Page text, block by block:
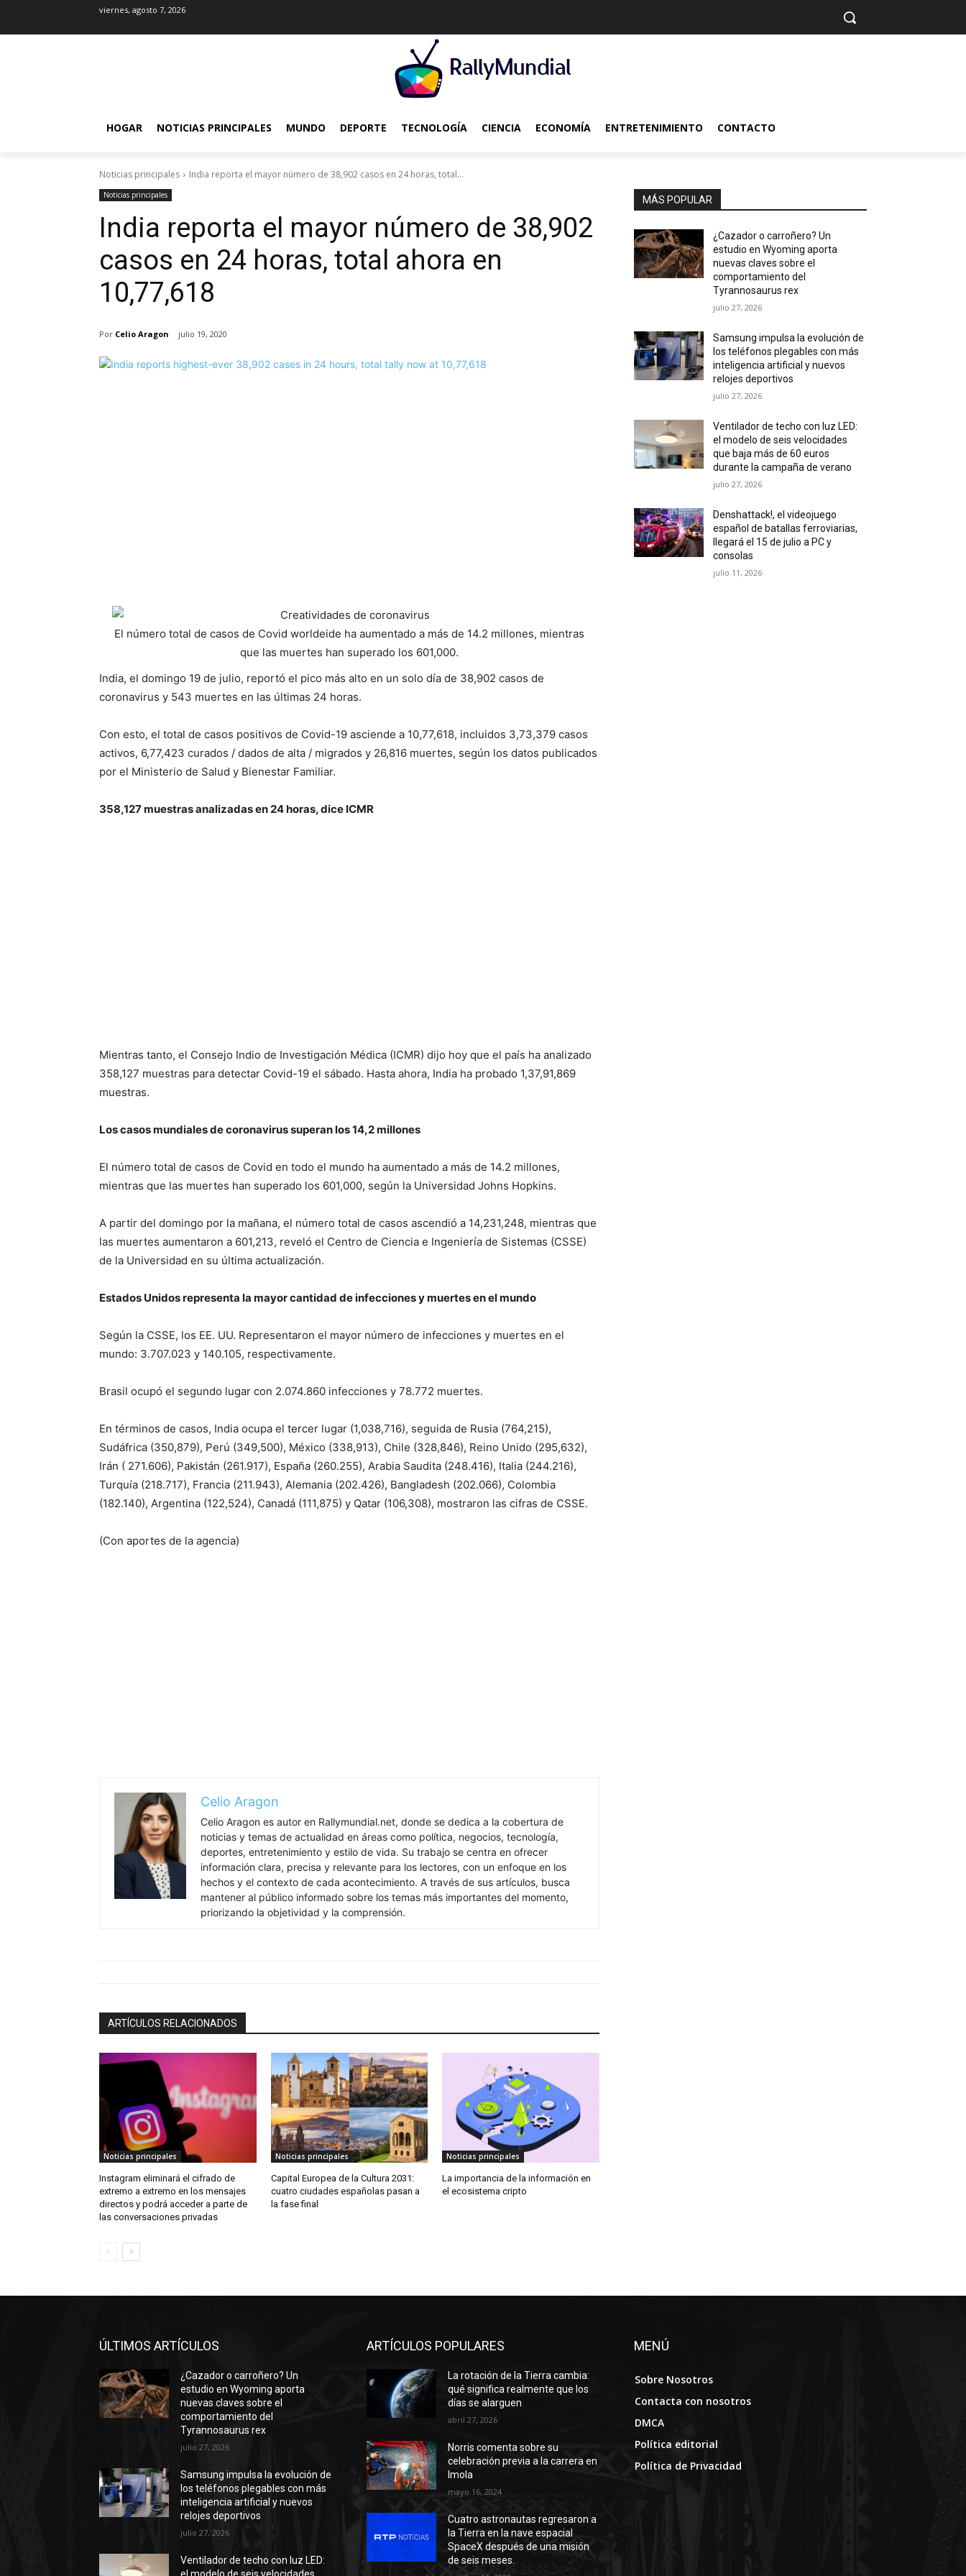
viernes, agosto 7, 2026
HOGAR NOTICIAS PRINCIPALES MUNDO DEPORTE TECNOLOGÍA CIENCIA ECONOMÍA ENTRETENIMIENTO CONTACTO
Noticias principales India reporta el mayor número de 38,902 casos en 24 horas, total...
Noticias principales
India reporta el mayor número de 38,902
casos en 24 horas, total ahora en
10,77,618
Por Celio Aragon julio 19, 2020
El número total de casos de Covid worldeide ha aumentado a más de 14.2 millones, mientras
que las muertes han superado los 601,000.
India, el domingo 19 de julio, reportó el pico más alto en un solo día de 38,902 casos de
coronavirus y 543 muertes en las últimas 24 horas.
Con esto, el total de casos positivos de Covid-19 asciende a 10,77,618, incluidos 3,73,379 casos
activos, 6,77,423 curados / dados de alta / migrados y 26,816 muertes, según los datos publicados
por el Ministerio de Salud y Bienestar Familiar.
358,127 muestras analizadas en 24 horas, dice ICMR
Mientras tanto, el Consejo Indio de Investigación Médica (ICMR) dijo hoy que el país ha analizado
358,127 muestras para detectar Covid-19 el sábado. Hasta ahora, India ha probado 1,37,91,869
muestras.
Los casos mundiales de coronavirus superan los 14,2 millones
El número total de casos de Covid en todo el mundo ha aumentado a más de 14.2 millones,
mientras que las muertes han superado los 601,000, según la Universidad Johns Hopkins.
A partir del domingo por la mañana, el número total de casos ascendió a 14,231,248, mientras que
las muertes aumentaron a 601,213, reveló el Centro de Ciencia e Ingeniería de Sistemas (CSSE)
de la Universidad en su última actualización.
Estados Unidos representa la mayor cantidad de infecciones y muertes en el mundo
Según la CSSE, los EE. UU. Representaron el mayor número de infecciones y muertes en el
mundo: 3.707.023 y 140.105, respectivamente.
Brasil ocupó el segundo lugar con 2.074.860 infecciones y 78.772 muertes.
En términos de casos, India ocupa el tercer lugar (1,038,716), seguida de Rusia (764,215),
Sudáfrica (350,879), Perú (349,500), México (338,913), Chile (328,846), Reino Unido (295,632),
Irán ( 271.606), Pakistán (261.917), España (260.255), Arabia Saudita (248.416), Italia (244.216),
Turquía (218.717), Francia (211.943), Alemania (202.426), Bangladesh (202.066), Colombia
(182.140), Argentina (122,524), Canadá (111,875) y Qatar (106,308), mostraron las cifras de CSSE.
(Con aportes de la agencia)
Celio Aragon
Celio Aragon es autor en Rallymundial.net, donde se dedica a la cobertura de
noticias y temas de actualidad en áreas como política, negocios, tecnología,
deportes, entretenimiento y estilo de vida. Su trabajo se centra en ofrecer
información clara, precisa y relevante para los lectores, con un enfoque en los
hechos y el contexto de cada acontecimiento. A través de sus artículos, busca
mantener al público informado sobre los temas más importantes del momento,
priorizando la objetividad y la comprensión.
ARTÍCULOS RELACIONADOS
Noticias principales
Instagram eliminará el cifrado de
extremo a extremo en los mensajes
directos y podrá acceder a parte de
las conversaciones privadas
Noticias principales
Capital Europea de la Cultura 2031:
cuatro ciudades españolas pasan a
la fase final
Noticias principales
La importancia de la información en
el ecosistema cripto
MÁS POPULAR
¿Cazador o carroñero? Un
estudio en Wyoming aporta
nuevas claves sobre el
comportamiento del
Tyrannosaurus rex
julio 27, 2026
Samsung impulsa la evolución de
los teléfonos plegables con más
inteligencia artificial y nuevos
relojes deportivos
julio 27, 2026
Ventilador de techo con luz LED:
el modelo de seis velocidades
que baja más de 60 euros
durante la campaña de verano
julio 27, 2026
Denshattack!, el videojuego
español de batallas ferroviarias,
llegará el 15 de julio a PC y
consolas
julio 11, 2026
ÚLTIMOS ARTÍCULOS
¿Cazador o carroñero? Un
estudio en Wyoming aporta
nuevas claves sobre el
comportamiento del
Tyrannosaurus rex
julio 27, 2026
Samsung impulsa la evolución de
los teléfonos plegables con más
inteligencia artificial y nuevos
relojes deportivos
julio 27, 2026
Ventilador de techo con luz LED:
ARTÍCULOS POPULARES
La rotación de la Tierra cambia:
qué significa realmente que los
días se alarguen
abril 27, 2026
Norris comenta sobre su
celebración previa a la carrera en
Imola
mayo 16, 2024
Cuatro astronautas regresaron a
la Tierra en la nave espacial
SpaceX después de una misión
de seis meses.
MENÚ
Sobre Nosotros
Contacta con nosotros
DMCA
Política editorial
Política de Privacidad